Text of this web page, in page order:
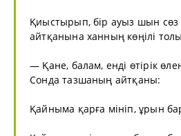
Қиыстырып, бір ауыз шын
айтқанына ханның көңілі
— Қане, балам, енді өтірік
Сонда тазшаның айтқаны:
Қайныма қарға мініп, ұрын